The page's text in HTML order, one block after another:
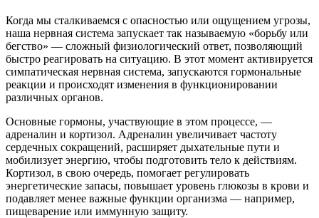
Когда мы сталкиваемся с опасностью или ощущением угрозы,
наша нервная система запускает так называемую «борьбу или
бегство» — сложный физиологический ответ, позволяющий
быстро реагировать на ситуацию. В этот момент активируется
симпатическая нервная система, запускаются гормональные
реакции и происходят изменения в функционировании
различных органов.
Основные гормоны, участвующие в этом процессе, —
адреналин и кортизол. Адреналин увеличивает частоту
сердечных сокращений, расширяет дыхательные пути и
мобилизует энергию, чтобы подготовить тело к действиям.
Кортизол, в свою очередь, помогает регулировать
энергетические запасы, повышает уровень глюкозы в крови и
подавляет менее важные функции организма — например,
пищеварение или иммунную защиту.